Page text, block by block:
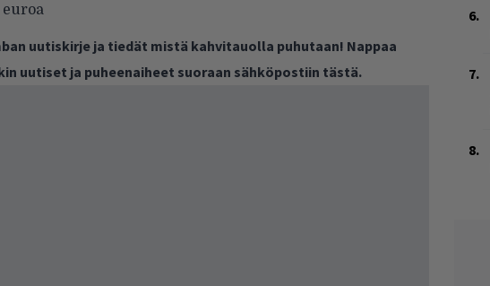
uutiskirje ja tiedät mistä kahvitauolla puhutaan! Nappaa
uutiset ja puheenaiheet suoraan sähköpostiin tästä.